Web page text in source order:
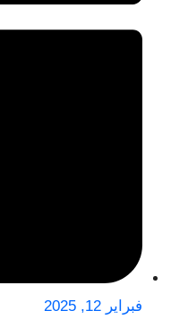
فبراير 12, 2025